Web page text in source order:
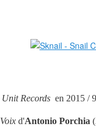
Unit Records en 2015 /
Voix d'Antonio Porchia (